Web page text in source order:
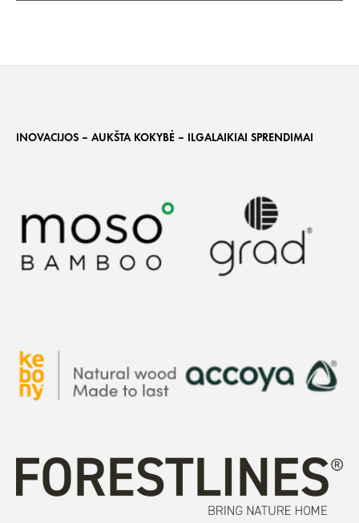
INOVACIJOS – AUKŠTA KOKYBĖ – ILGALAIKIAI SPRENDIMAI